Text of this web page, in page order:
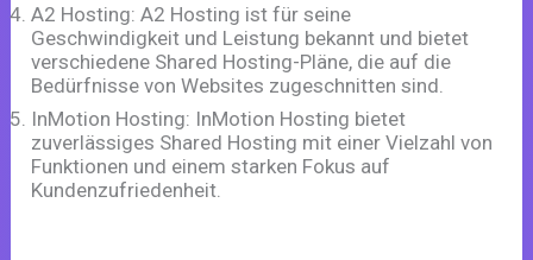
A2 Hosting: A2 Hosting ist für seine
Geschwindigkeit und Leistung bekannt und bietet
verschiedene Shared Hosting-Pläne, die auf die
Bedürfnisse von Websites zugeschnitten sind.
InMotion Hosting: InMotion Hosting bietet
zuverlässiges Shared Hosting mit einer Vielzahl von
Funktionen und einem starken Fokus auf
Kundenzufriedenheit.